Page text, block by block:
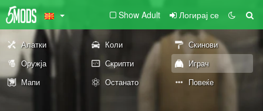
Show Adult Логирај се
Алатки Коли
Скинови
Оружја
Скрипти
Играч
Мапи
Останато Повеќе